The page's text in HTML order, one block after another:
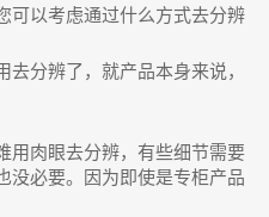
可以考虑通过什么方式去分辨
分辨了，就产品本身来说，
用肉眼去分辨，有些细节需要
没必要。因为即使是专柜产品